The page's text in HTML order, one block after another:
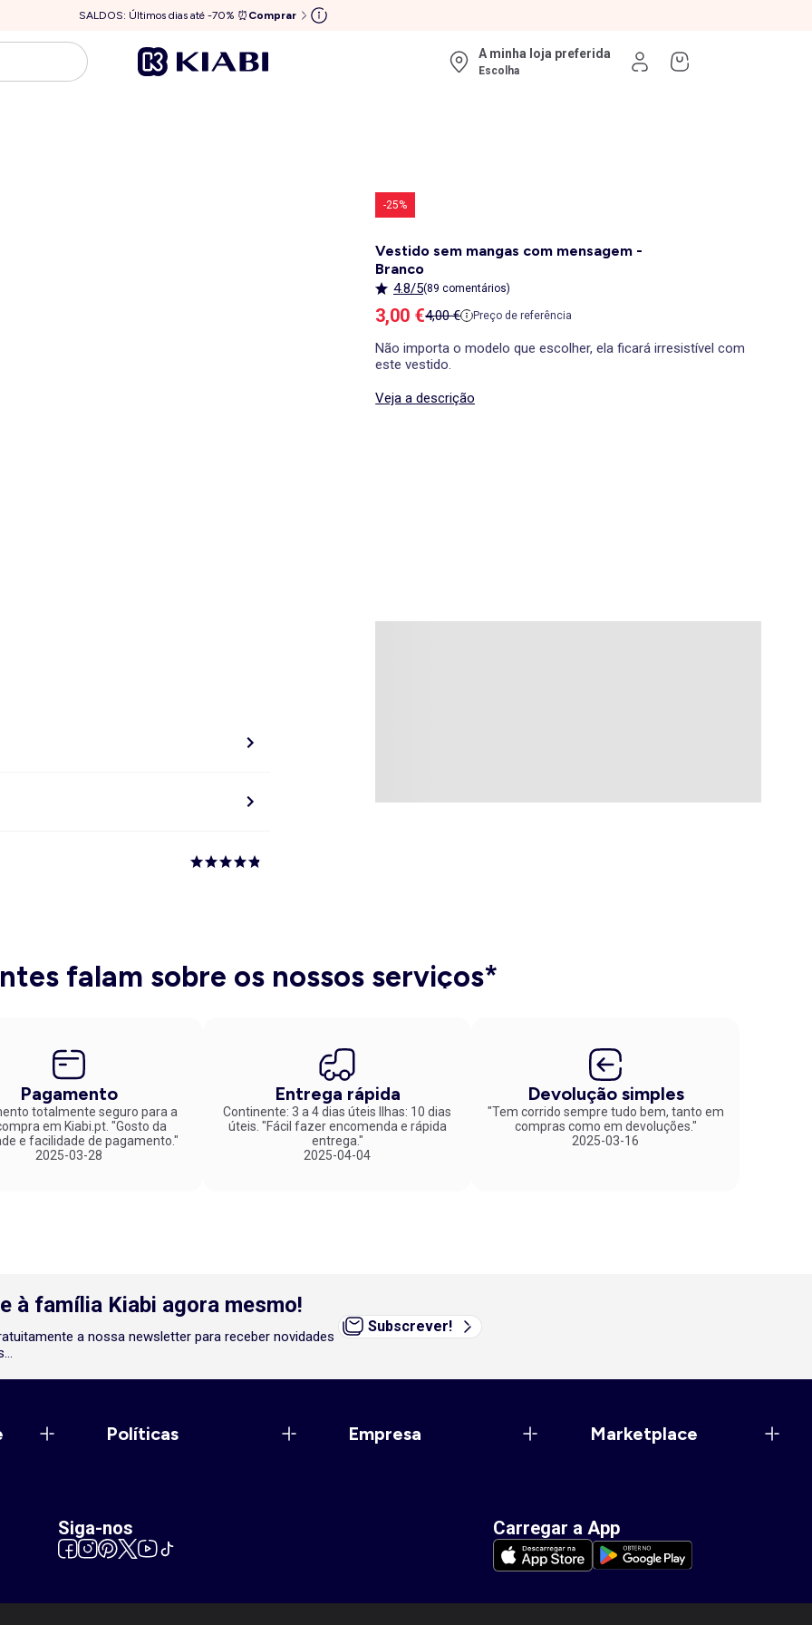
SALDOS: Últimos dias até -70% ⏰ Comprar
A minha loja preferida
Escolha
-25%
Vestido sem mangas com mensagem -
Branco
4.8/5(89 comentários)
Preço de venda
3,00 €Preço de referência
4,00 € Preço de referência
Não importa o modelo que escolher, ela ficará irresistível com
este vestido.
Veja a descrição
falam sobre os nossos serviços*
Pagamento
totalmente seguro para a
em Kiabi.pt. "Gosto da
e facilidade de pagamento."
2025-03-28
Entrega rápida
Continente: 3 a 4 dias úteis Ilhas: 10 dias
úteis. "Fácil fazer encomenda e rápida
entrega."
2025-04-04
Devolução simples
"Tem corrido sempre tudo bem, tanto em
compras como em devoluções."
2025-03-16
à família Kiabi agora mesmo!
a nossa newsletter para receber novidades
Subscrever!
Políticas Empresa Marketplace
Siga-nos Carregar a App